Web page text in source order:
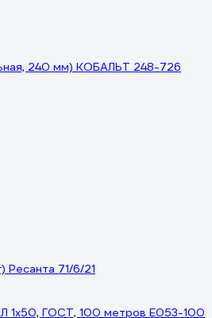
240 мм) КОБАЛЬТ 248-726
Ресанта 71/6/21